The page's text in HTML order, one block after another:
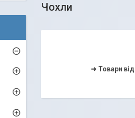
Чохли
➜ Товари